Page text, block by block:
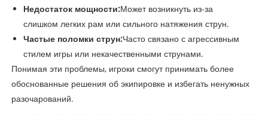
Недостаток мощности:Может возникнуть из-за
слишком легких рам или сильного натяжения струн.
Частые поломки струн:Часто связано с агрессивным
стилем игры или некачественными струнами.
Понимая эти проблемы, игроки смогут принимать более
обоснованные решения об экипировке и избегать ненужных
разочарований.